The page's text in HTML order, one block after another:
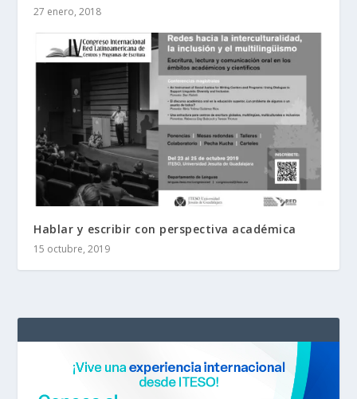
27 enero, 2018
Hablar y escribir con perspectiva académica
15 octubre, 2019